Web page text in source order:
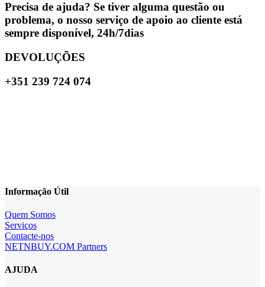
Precisa de ajuda? Se tiver alguma questão ou
problema, o nosso serviço de apoio ao cliente está
sempre disponível, 24h/7dias
DEVOLUÇÕES
+351 239 724 074
Informação Útil
Quem Somos
Serviços
Contacte-nos
NETNBUY.COM Partners
AJUDA